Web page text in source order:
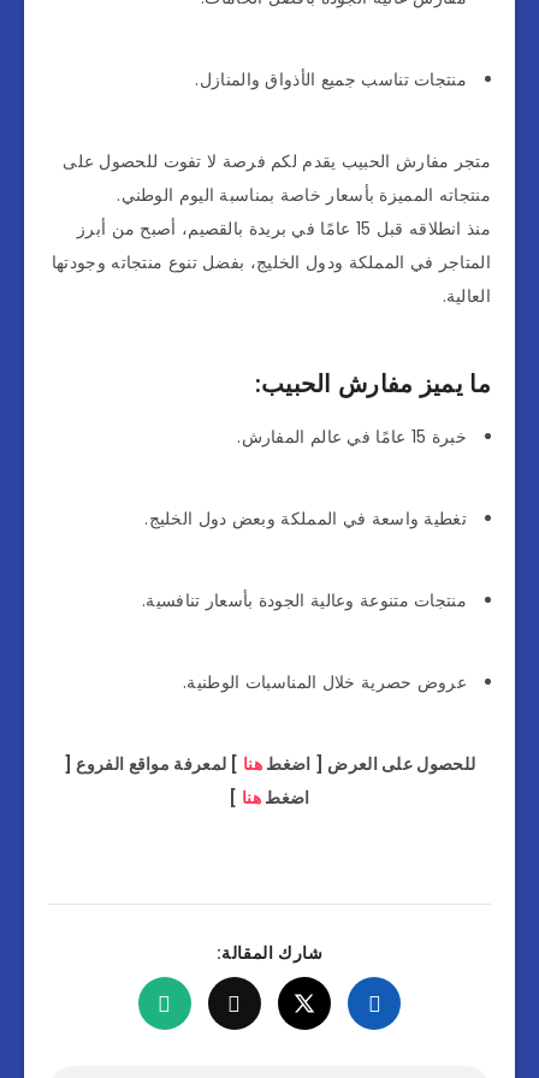
منتجات تناسب جميع الأذواق والمنازل.
متجر مفارش الحبيب يقدم لكم فرصة لا تفوت للحصول على
منتجاته المميزة بأسعار خاصة بمناسبة اليوم الوطني.
منذ انطلاقه قبل 15 عامًا في بريدة بالقصيم، أصبح من أبرز
المتاجر في المملكة ودول الخليج، بفضل تنوع منتجاته وجودتها
العالية.
ما يميز مفارش الحبيب:
خبرة 15 عامًا في عالم المفارش.
تغطية واسعة في المملكة وبعض دول الخليج.
منتجات متنوعة وعالية الجودة بأسعار تنافسية.
عروض حصرية خلال المناسبات الوطنية.
للحصول على العرض [ اضغطهنا ] لمعرفة مواقع الفروع [
اضغط هنا ]
شارك المقالة: